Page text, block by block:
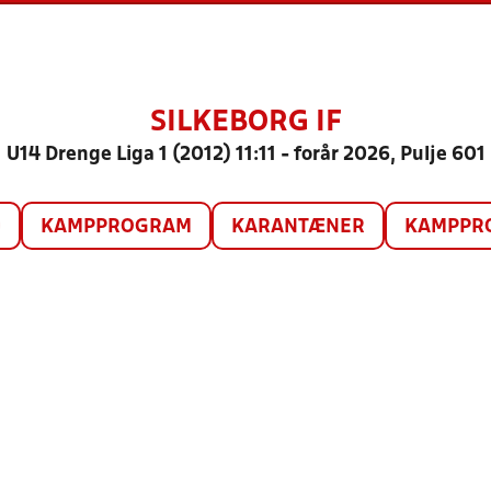
SILKEBORG IF
U14 Drenge Liga 1 (2012) 11:11 - forår 2026, Pulje 601
KAMPPROGRAM KARANTÆNER